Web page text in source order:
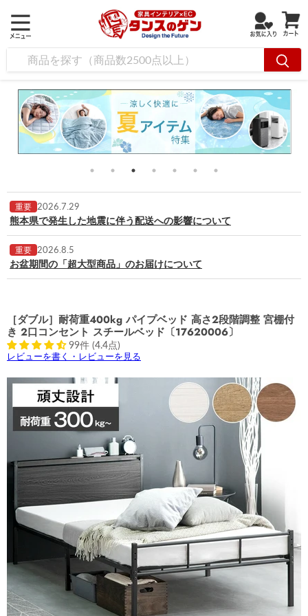
重要 2026.7.29
熊本県で発生した地震に伴う配送への影響について
重要 2026.8.5
お盆期間の「超大型商品」のお届けについて
［ダブル］耐荷重400kg パイプベッド 高さ2段階調整 宮棚付
き 2口コンセント スチールベッド〔17620006〕
99件 (4.4点)
レビューを書く・レビューを見る